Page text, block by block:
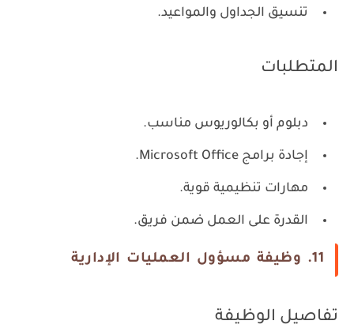
تنسيق الجداول والمواعيد.
المتطلبات
دبلوم أو بكالوريوس مناسب.
إجادة برامج Microsoft Office.
مهارات تنظيمية قوية.
القدرة على العمل ضمن فريق.
11. وظيفة مسؤول العمليات الإدارية
تفاصيل الوظيفة